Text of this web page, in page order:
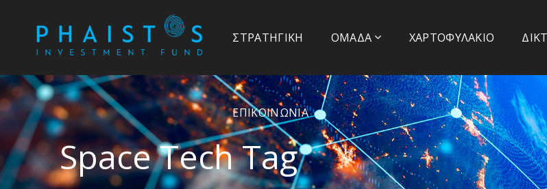
ΣΤΡΑΤΗΓΙΚΉ ΟΜΆΔΑ ΧΑΡΤΟΦΥΛΆΚΙΟ
ΕΠΙΚΟΙΝΩΝΊΑ
ΕΠΙΚΟΙΝΩΝΊΑ
Space Tech Tag